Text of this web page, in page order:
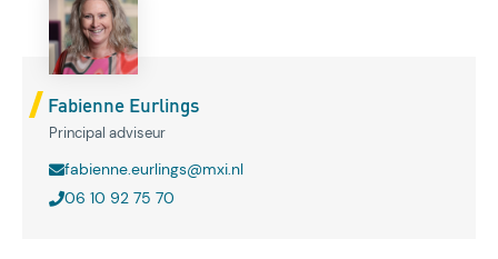
Fabienne Eurlings
Principal adviseur
fabienne.eurlings@mxi.nl
06 10 92 75 70